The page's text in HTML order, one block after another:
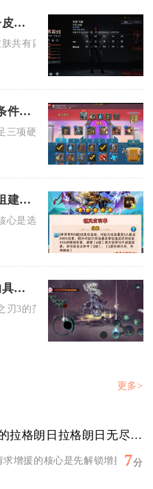
复联4的漫威超级战争皮肤可怎么获得
共有四种稳定获取渠道，分别
王国纪元魔物的进化条件是什么
三项硬性基础门槛：对应阶段等
少年三国志应该怎样组建苟阵容
心是选魏国续航减怒体系，以荀
风鸣山在影之刃3中的具体位置
刃3的茫茫大漠地图中，是该区
更多>
无尽的拉格朗日拉格朗日无尽之地如何有效地请求增援支持
求增援的核心是先解锁增援指挥
7分